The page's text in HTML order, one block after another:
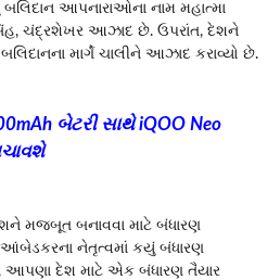
આપનારાઓના નામ મહાત્મા
ચંદ્રશેખર આઝાદ છે. ઉપરાંત, દેશને
માર્ગે ચાલીને આઝાદ કરાવ્યો છે.
બેટરી સાથે iQOO Neo
મજબૂત બનાવવા માટે બંધારણ
આંબેડકરના નેતૃત્વમાં કયું બંધારણ
આપણા દેશ માટે એક બંધારણ તૈયાર